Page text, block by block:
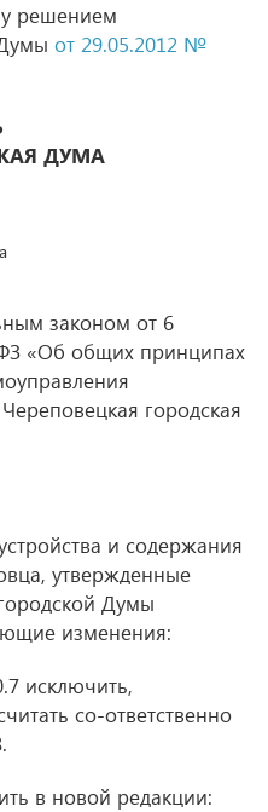
решением
от 29.05.2012 №
ДУМА
законом от 6
«Об общих принципах
городская
и содержания
утвержденные
Думы
изменения:
исключить,
со-ответственно
в новой редакции: